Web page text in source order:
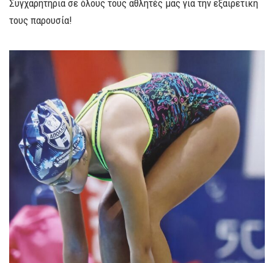
Συγχαρητήρια σε όλους τους αθλητές μας για την εξαιρετική
τους παρουσία!